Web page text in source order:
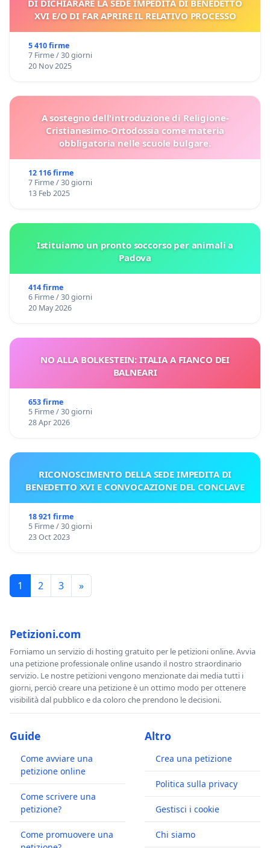
DI DICHIARARE LA SEDE IMPEDITA DI BENEDETTO
XVI E/O DI FAR APRIRE IL RELATIVO PROCESSO
5 410 firme
7 Firme / 30 giorni
20 Nov 2025
A sostegno dell'introduzione di Religione-
Cristianesimo-Ortodossia come materia
obbligatoria nelle scuole bulgare.
12 116 firme
7 Firme / 30 giorni
13 Feb 2025
Istituiamo un pronto soccorso per animali a
Padova
414 firme
6 Firme / 30 giorni
20 May 2026
NO ALLA BOLKESTEIN: ITALIA A FIANCO DEI
BALNEARI
653 firme
5 Firme / 30 giorni
28 Apr 2026
RICONOSCIMENTO DELLA SEDE IMPEDITA DI
BENEDETTO XVI E CONVOCAZIONE DEL CONCLAVE
18 921 firme
5 Firme / 30 giorni
23 Oct 2023
1 2 3 »
Petizioni.com
Forniamo un servizio di hosting gratuito per le petizioni online. Avvia
una petizione professionale online usando il nostro straordinario
servizio. Le nostre petizioni vengono menzionate dai media tutti i
giorni, perciò creare una petizione è un ottimo modo per ottenere
visibilità dal pubblico e da coloro che prendono le decisioni.
Guide
Come avviare una
petizione online
Come scrivere una
petizione?
Come promuovere una
Altro
Crea una petizione
Politica sulla privacy
Gestisci i cookie
Chi siamo